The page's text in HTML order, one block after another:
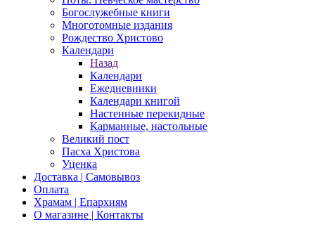
Богослужебные книги
Многотомные издания
Рождество Христово
Календари
Назад
Календари
Ежедневники
Календари книгой
Настенные перекидные
Карманные, настольные
Великий пост
Пасха Христова
Уценка
Доставка | Самовывоз
Оплата
Храмам | Епархиям
О магазине | Контакты